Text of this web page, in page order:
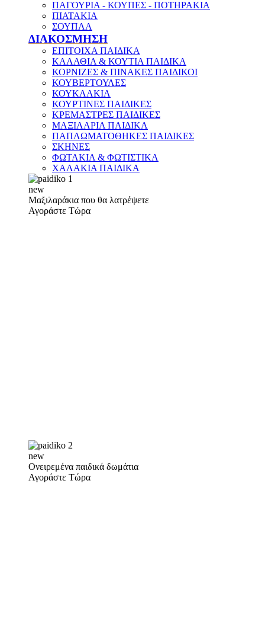
ΠΑΓΟΥΡΙΑ - ΚΟΥΠΕΣ - ΠΟΤΗΡΑΚΙΑ
ΠΙΑΤΑΚΙΑ
ΣΟΥΠΛΑ
ΔΙΑΚΟΣΜΗΣΗ
ΕΠΙΤΟΙΧΑ ΠΑΙΔΙΚΑ
ΚΑΛΑΘΙΑ & ΚΟΥΤΙΑ ΠΑΙΔΙΚΑ
ΚΟΡΝΙΖΕΣ & ΠΙΝΑΚΕΣ ΠΑΙΔΙΚΟΙ
ΚΟΥΒΕΡΤΟΥΛΕΣ
ΚΟΥΚΛΑΚΙΑ
ΚΟΥΡΤΙΝΕΣ ΠΑΙΔΙΚΕΣ
ΚΡΕΜΑΣΤΡΕΣ ΠΑΙΔΙΚΕΣ
ΜΑΞΙΛΑΡΙΑ ΠΑΙΔΙΚΑ
ΠΑΠΛΩΜΑΤΟΘΗΚΕΣ ΠΑΙΔΙΚΕΣ
ΣΚΗΝΕΣ
ΦΩΤΑΚΙΑ & ΦΩΤΙΣΤΙΚΑ
ΧΑΛΑΚΙΑ ΠΑΙΔΙΚΑ
new
Μαξιλαράκια που θα λατρέψετε
Αγοράστε Τώρα
new
Ονειρεμένα παιδικά δωμάτια
Αγοράστε Τώρα